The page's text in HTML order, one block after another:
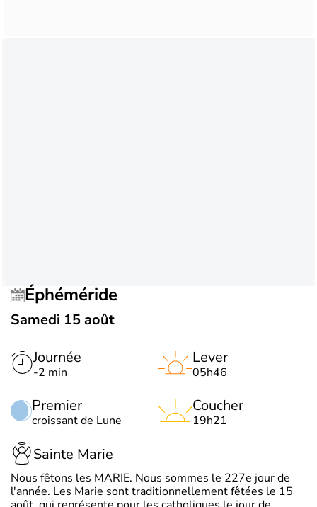
Éphéméride
Samedi 15 août
Journée
-2 min
Premier
croissant de Lune
Lever
05h46
Coucher
19h21
Sainte Marie
Nous fêtons les MARIE. Nous sommes le 227e jour de
l'année. Les Marie sont traditionnellement fêtées le 15